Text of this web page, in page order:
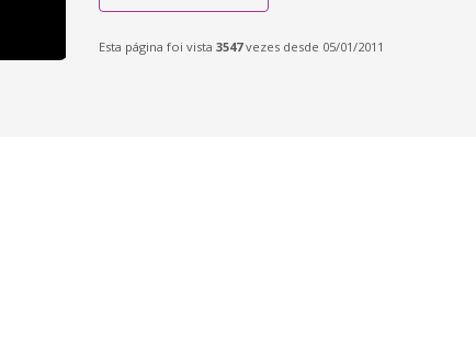
Esta página foi vista 3547vezes desde 05/01/2011